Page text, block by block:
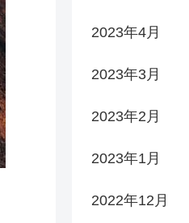
2023年4月
2023年3月
2023年2月
2023年1月
2022年12月